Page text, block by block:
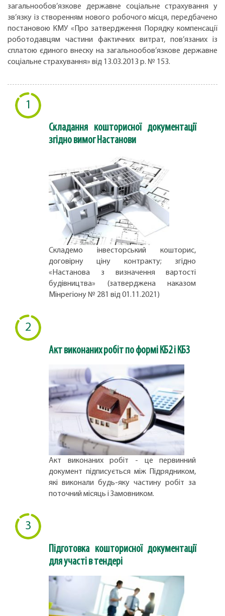
загальнообов’язкове державне соціальне страхування у
зв’язку із створенням нового робочого місця, передбачено
постановою КМУ «Про затвердження Порядку компенсації
роботодавцям частини фактичних витрат, пов’язаних із
сплатою єдиного внеску на загальнообов’язкове державне
соціальне страхування» від 13.03.2013 р. № 153.
1
Складання кошторисної документації
згідно вимог Настанови
Складемо інвесторський кошторис,
договірну ціну контракту; згідно
«Настанова з визначення вартості
будівництва» (затверджена наказом
Мінрегіону № 281 від 01.11.2021)
2
Акт виконаних робіт по формі КБ2 і КБ3
Акт виконаних робіт - це первинний
документ підписується між Підрядником,
які виконали будь-яку частину робіт за
поточний місяць і Замовником.
3
Підготовка кошторисної документації
для участі в тендері